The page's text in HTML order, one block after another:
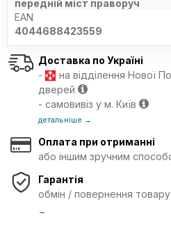
передній міст праворуч
EAN
4044688423559
Доставка по Україні
-
на відділення Нової
дверей
- самовивіз у м. Київ
детальніше →
Оплата при отриманні
або іншим зручним
Гарантія
обмін / повернення товару
→